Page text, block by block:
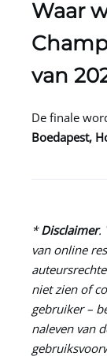
Waar
van
De finale
Boedapest,
*Disclaimer.
van online
niet zien of
gebruiker –
naleven van